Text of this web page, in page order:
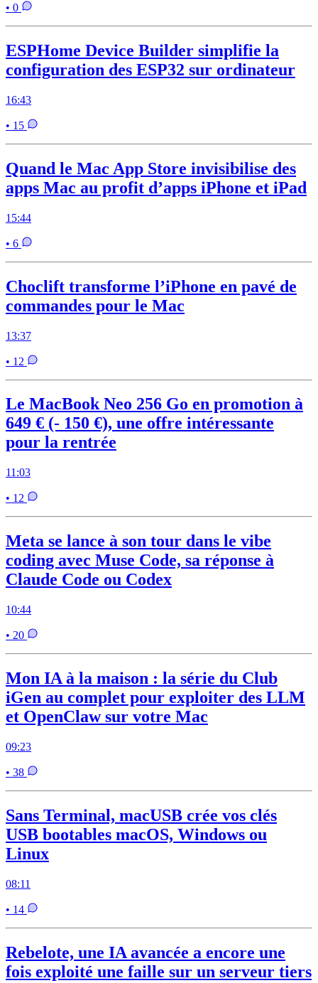
• 0
ESPHome Device Builder simplifie la
configuration des ESP32 sur ordinateur
16:43
• 15
Quand le Mac App Store invisibilise des
apps Mac au profit d’apps iPhone et iPad
15:44
• 6
Choclift transforme l’iPhone en pavé de
commandes pour le Mac
13:37
• 12
Le MacBook Neo 256 Go en promotion à
649 € (- 150 €), une offre intéressante
pour la rentrée
11:03
• 12
Meta se lance à son tour dans le vibe
coding avec Muse Code, sa réponse à
Claude Code ou Codex
10:44
• 20
Mon IA à la maison : la série du Club
iGen au complet pour exploiter des LLM
et OpenClaw sur votre Mac
09:23
• 38
Sans Terminal, macUSB crée vos clés
USB bootables macOS, Windows ou
Linux
08:11
• 14
Rebelote, une IA avancée a encore une
fois exploité une faille sur un serveur tiers